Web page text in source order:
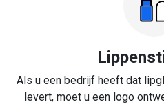
Als u een bedrijf heeft dat
levert, moet u een logo